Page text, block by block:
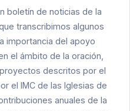
boletín de noticias de la
transcribimos algunos
importancia del apoyo
el ámbito de la oración,
descritos por el
el IMC de las Iglesias de
anuales de la